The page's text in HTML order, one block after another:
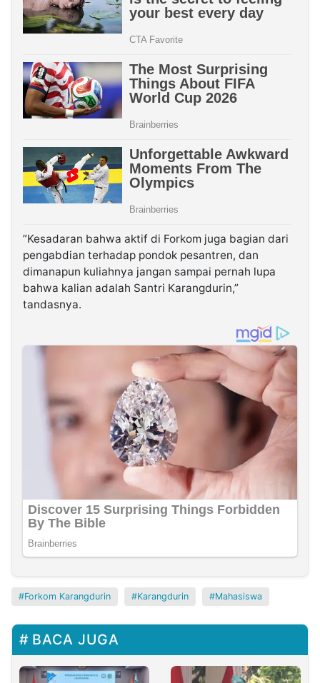
”Kesadaran bahwa aktif di Forkom juga bagian dari
pengabdian terhadap pondok pesantren, dan
dimanapun kuliahnya jangan sampai pernah lupa
bahwa kalian adalah Santri Karangdurin,”
tandasnya.
Forkom Karangdurin Karangdurin Mahasiswa
BACA JUGA